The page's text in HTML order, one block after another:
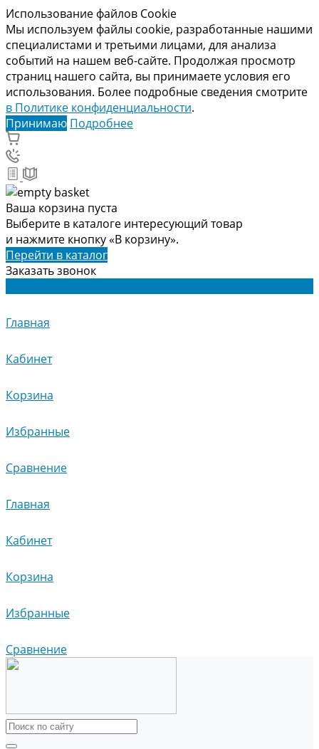
Использование файлов Cookie
Мы используем файлы cookie, разработанные нашими
специалистами и третьими лицами, для анализа
событий на нашем веб-сайте. Продолжая просмотр
страниц нашего сайта, вы принимаете условия его
использования. Более подробные сведения смотрите
в Политике конфиденциальности.
Принимаю Подробнее
Ваша корзина пуста
Выберите в каталоге интересующий товар
и нажмите кнопку «В корзину».
Перейти в каталог
Заказать звонок
Главная
Кабинет
Корзина
Избранные
Сравнение
Главная
Кабинет
Корзина
Избранные
Сравнение